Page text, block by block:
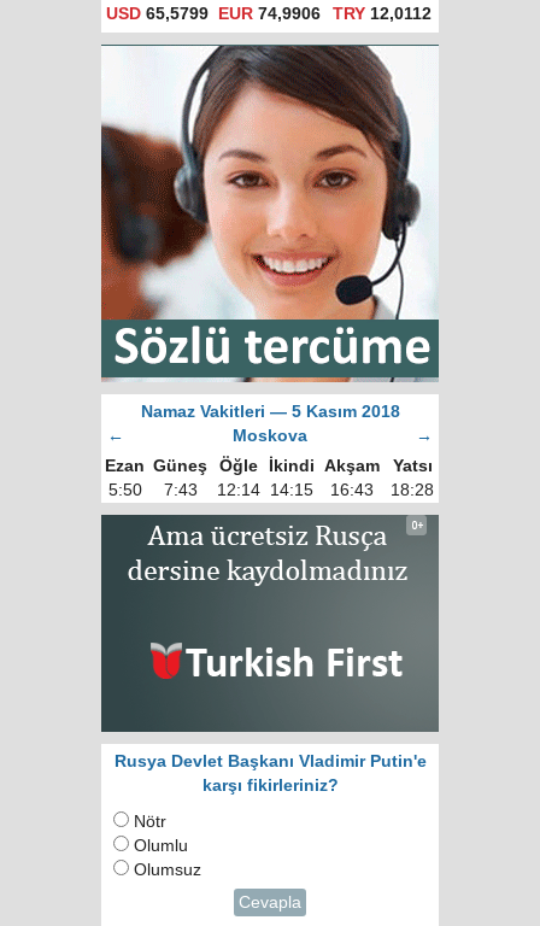
USD 65,5799 EUR 74,9906 TRY 12,0112
Namaz Vakitleri — 5 Kasım 2018
←
Moskova
→
Ezan Güneş Öğle İkindi Akşam
Yatsı
5:50
7:43 12:14 14:15 16:43 18:28
Rusya Devlet Başkanı Vladimir Putin'e
karşı fikirleriniz?
Nötr
Olumlu
Olumsuz
Cevapla